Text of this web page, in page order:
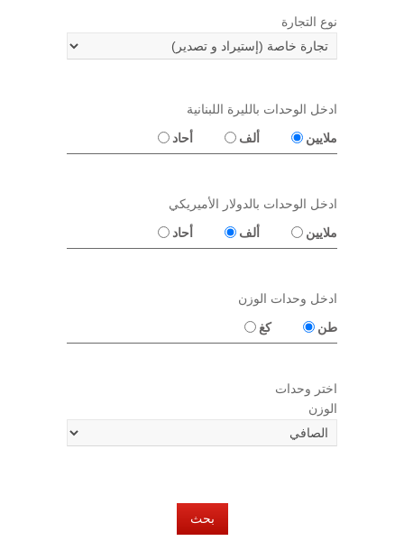
نوع التجارة
ادخل الوحدات بالليرة اللبنانية
ملايين ألف أحاد
ادخل الوحدات بالدولار الأميريكي
ملايين ألف أحاد
ادخل وحدات الوزن
طن كغ
اختر وحدات
الوزن
بحث